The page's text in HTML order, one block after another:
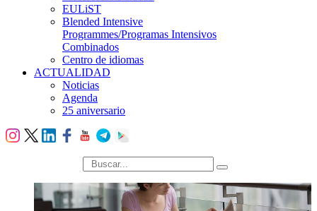
EULiST
Blended Intensive
Programmes/Programas Intensivos
Combinados
Centro de idiomas
ACTUALIDAD
Noticias
Agenda
25 aniversario
búsqueda